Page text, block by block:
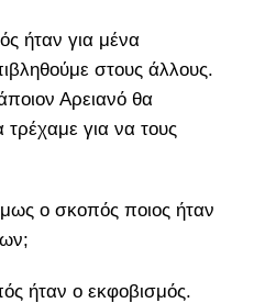
ήταν για μένα
στους άλλους.
Αρειανό θα
τρέχαμε για να τους
ο σκοπός ποιος ήταν
ήταν ο εκφοβισμός.